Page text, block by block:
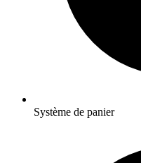
Système de panier